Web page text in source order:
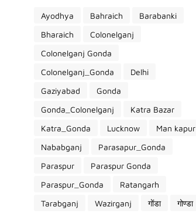
Ayodhya Bahraich
Barabanki
Bharaich
Colonelganj
Colonelganj Gonda
Colonelganj_Gonda
Delhi
Gaziyabad
Gonda
Gonda_Colonelganj
Katra Bazar
Katra_Gonda
Lucknow
Man kapur
Nababganj
Parasapur_Gonda
Paraspur
Paraspur Gonda
Paraspur_Gonda
Ratangarh
Tarabganj
Wazirganj गोंडा गोण्डा